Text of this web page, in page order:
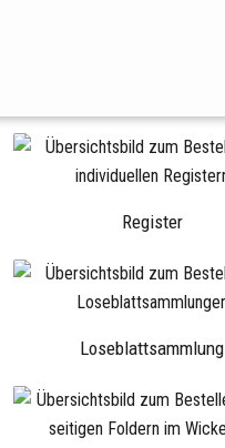
Register
Loseblattsammlung